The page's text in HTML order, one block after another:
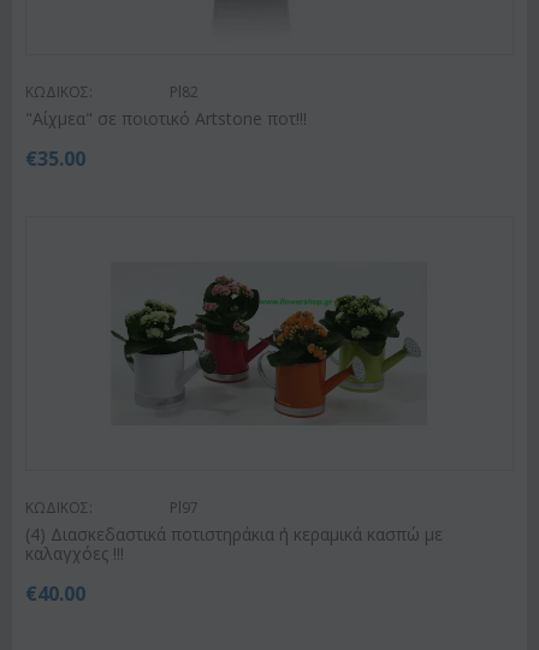
ΚΩΔΙΚΟΣ: Pl82
"Αίχμεα" σε ποιοτικό Artstone ποτ!!!
€35.00
ΚΩΔΙΚΟΣ: Pl97
(4) Διασκεδαστικά ποτιστηράκια ή κεραμικά κασπώ με
καλαγχόες !!!
€40.00